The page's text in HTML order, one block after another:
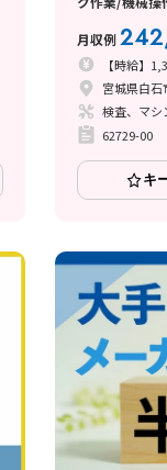
月収例
【時給】
宮城県白石
検査、マシ
62729-00
キ